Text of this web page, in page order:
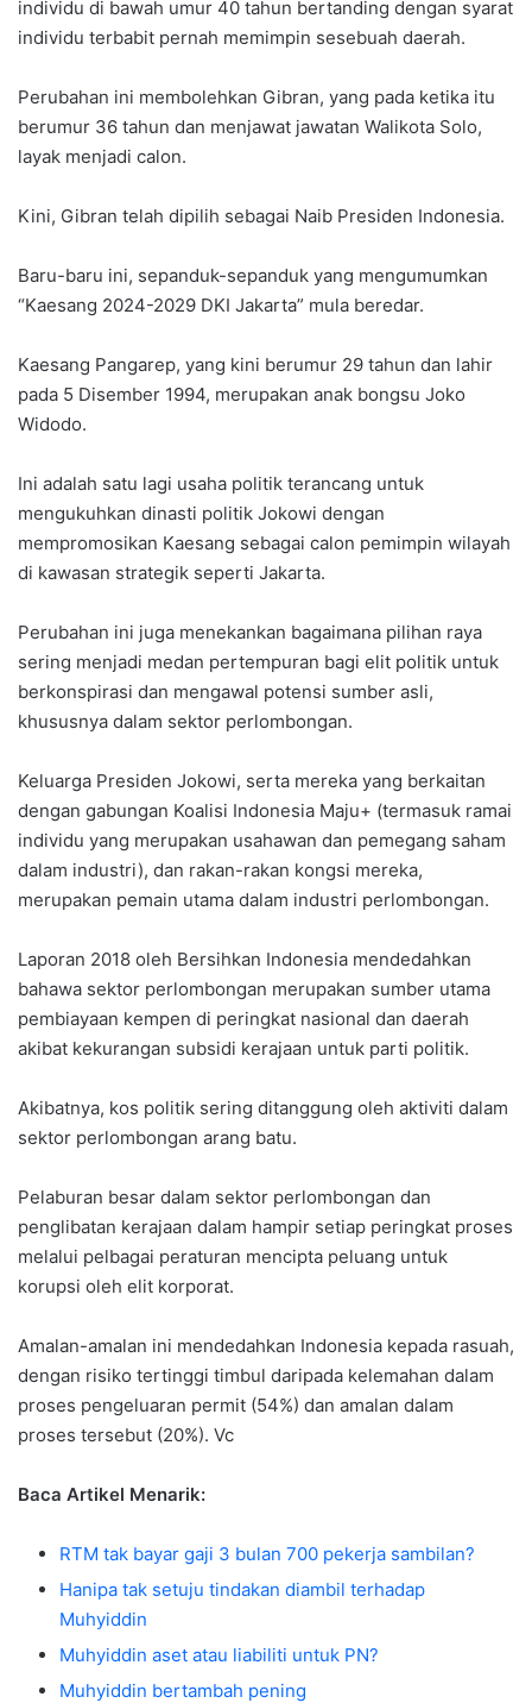
individu di bawah umur 40 tahun bertanding dengan syarat
individu terbabit pernah memimpin sesebuah daerah.
Perubahan ini membolehkan Gibran, yang pada ketika itu
berumur 36 tahun dan menjawat jawatan Walikota Solo,
layak menjadi calon.
Kini, Gibran telah dipilih sebagai Naib Presiden Indonesia.
Baru-baru ini, sepanduk-sepanduk yang mengumumkan
“Kaesang 2024-2029 DKI Jakarta” mula beredar.
Kaesang Pangarep, yang kini berumur 29 tahun dan lahir
pada 5 Disember 1994, merupakan anak bongsu Joko
Widodo.
Ini adalah satu lagi usaha politik terancang untuk
mengukuhkan dinasti politik Jokowi dengan
mempromosikan Kaesang sebagai calon pemimpin wilayah
di kawasan strategik seperti Jakarta.
Perubahan ini juga menekankan bagaimana pilihan raya
sering menjadi medan pertempuran bagi elit politik untuk
berkonspirasi dan mengawal potensi sumber asli,
khususnya dalam sektor perlombongan.
Keluarga Presiden Jokowi, serta mereka yang berkaitan
dengan gabungan Koalisi Indonesia Maju+ (termasuk ramai
individu yang merupakan usahawan dan pemegang saham
dalam industri), dan rakan-rakan kongsi mereka,
merupakan pemain utama dalam industri perlombongan.
Laporan 2018 oleh Bersihkan Indonesia mendedahkan
bahawa sektor perlombongan merupakan sumber utama
pembiayaan kempen di peringkat nasional dan daerah
akibat kekurangan subsidi kerajaan untuk parti politik.
Akibatnya, kos politik sering ditanggung oleh aktiviti dalam
sektor perlombongan arang batu.
Pelaburan besar dalam sektor perlombongan dan
penglibatan kerajaan dalam hampir setiap peringkat proses
melalui pelbagai peraturan mencipta peluang untuk
korupsi oleh elit korporat.
Amalan-amalan ini mendedahkan Indonesia kepada rasuah,
dengan risiko tertinggi timbul daripada kelemahan dalam
proses pengeluaran permit (54%) dan amalan dalam
proses tersebut (20%). Vc
Baca Artikel Menarik:
RTM tak bayar gaji 3 bulan 700 pekerja sambilan?
Hanipa tak setuju tindakan diambil terhadap
Muhyiddin
Muhyiddin aset atau liabiliti untuk PN?
Muhyiddin bertambah pening